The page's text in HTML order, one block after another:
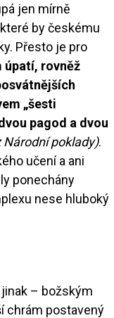
jen mírně
by českému
Přesto je pro
úpatí, rovněž
„šesti
pagod a dvou
Národní poklady).
učení a ani
ponechány
nese hluboký
– božským
chrám postavený